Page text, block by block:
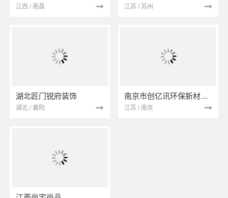
江西 / 南昌 江苏 / 苏州
湖北匠门锐府装饰
湖北 / 襄阳
南京市创亿讯环保新材料有限公司
江苏 / 南京